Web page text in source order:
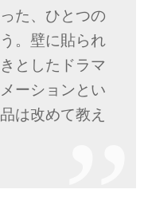
た、ひとつの
。壁に貼られ
としたドラマ
ーションとい
は改めて教え